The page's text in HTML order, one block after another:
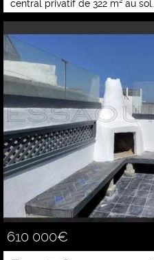
central privatif de 322 m² au sol.
610 000€